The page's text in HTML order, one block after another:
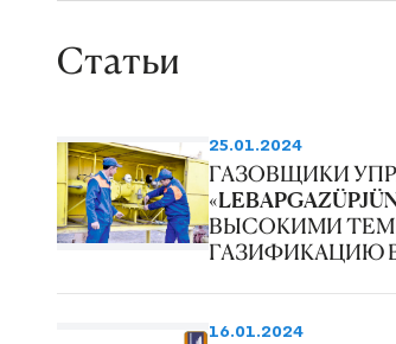
Статьи
25.01.2024
ГАЗОВЩИКИ
ВЫСОКИМИ
ГАЗИФИКАЦИЮ
16.01.2024